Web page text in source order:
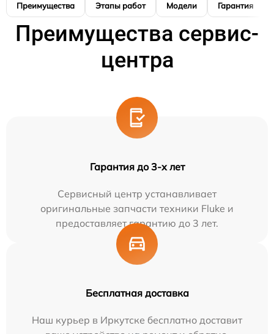
Преимущества Этапы работ Модели Гарантия
Преимущества сервис-
центра
Гарантия до 3-х лет
Сервисный центр устанавливает
оригинальные запчасти техники Fluke и
предоставляет гарантию до 3 лет.
Бесплатная доставка
Наш курьер в Иркутске бесплатно доставит